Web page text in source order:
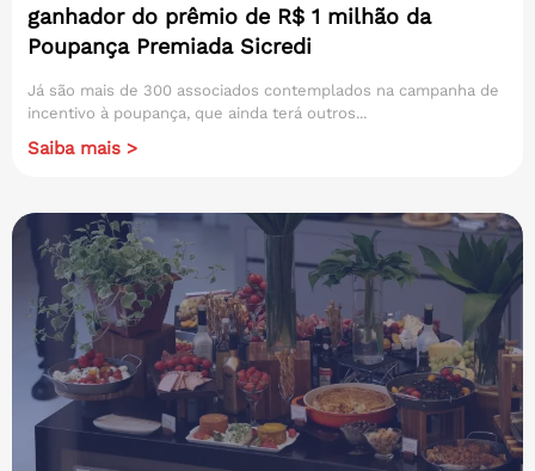
ganhador do prêmio de R$ 1 milhão da
Poupança Premiada Sicredi
Já são mais de 300 associados contemplados na campanha de
incentivo à poupança, que ainda terá outros...
Saiba mais >